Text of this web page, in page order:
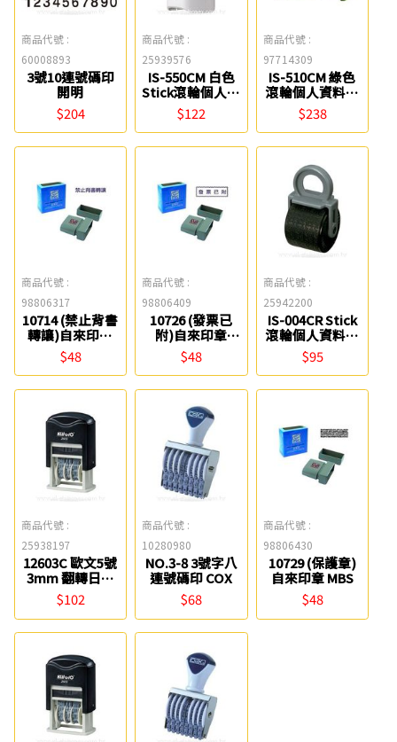
商品代號 :
60008893
3號10連號碼印
開明
$204
商品代號 :
25939576
IS-550CM 白色
Stick滾輪個人資
料保護章(39-
151) PLUS
$122
商品代號 :
97714309
IS-510CM 綠色
滾輪個人資料保
護章-大(38-280)
PLUS
$238
商品代號 :
98806317
10714 (禁止背書
轉讓)自來印章
MBS
$48
商品代號 :
98806409
10726 (發票已
附)自來印章
MBS
$48
商品代號 :
25942200
IS-004CR Stick
滾輪個人資料保
護章墨水卡匣
(39-188) PLUS
$95
商品代號 :
25938197
12603C 歐文5號
3mm 翻轉日期
印章 KW-triO
$102
商品代號 :
10280980
NO.3-8 3號字八
連號碼印 COX
$68
商品代號 :
98806430
10729 (保護章)
自來印章 MBS
$48